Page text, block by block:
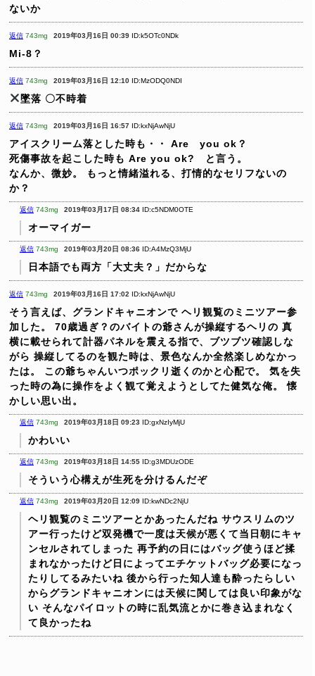
ないか
返信 743mg 2019年03月16日 00:39 ID:k5OTc0NDk
Mi-8？
返信 743mg 2019年03月16日 12:10 ID:MzODQ0NDI
墜落 〇不時着
返信 743mg 2019年03月16日 16:57 ID:kxNjAwNjU
アイスクリーム落とした時も・・
Are you ok？
死傷事故を起こした時も Are you ok? と言う。
なんか、微妙。
もっと情緒溢れる、打情的なセリフないの
か？
返信 743mg 2019年03月17日 08:34 ID:c5NDM0OTE
オーマイガー
返信 743mg 2019年03月20日 08:36 ID:A4MzQ3MjU
日本語でも両方「大丈夫？」だからな
返信 743mg 2019年03月16日 17:02 ID:kxNjAwNjU
そう言えば、グランドキャニオンで ヘリ観覧のミニツアー参
加した。
70歳過ぎ？のバイトの爺さんが操縦するヘリの 真
横に載せられて計器パネルを震える指で、ブツブツ確認しな
がら 操縦してるのを観た時は、景色なんか全然楽しめなかっ
たは。
この爺ちゃんいつポックリ逝くのかと心配で。
気を失
った時の為に操作をよく観て覚えようとしてた健気な俺。
懐
かしい思い出。
返信 743mg 2019年03月18日 09:23 ID:gxNzIyMjU
かわいい
返信 743mg 2019年03月18日 14:55 ID:g3MDUzODE
そういう心構えが生死を分けるんだぞ
返信 743mg 2019年03月20日 12:09 ID:kwNDc2NjU
ヘリ観覧のミニツアーとかあったんだね サウスリムのツ
アー行ったけど双発機で一度は天候が悪くて当日朝にキャ
ンセルされてしまった 再予約の日にはバッグ使うほど揉
まれなかったけど日によってエチケットバッグ必要になっ
たりしてるみたいね 後から行った知人達も酔ったらしい
からグランドキャニオンには天候に関しては良い印象がな
い そんなパイロットの時に乱気流とかに巻き込まれなく
て良かったね